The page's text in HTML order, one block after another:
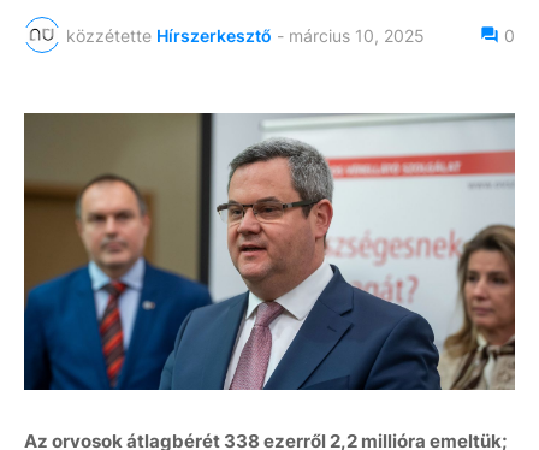
közzétette Hírszerkesztő - március 10, 2025 0
Az orvosok átlagbérét 338 ezerről 2,2 millióra emeltük;